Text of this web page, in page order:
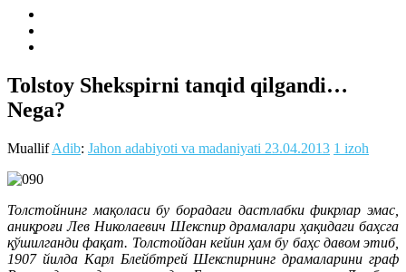
Tolstoy Shekspirni tanqid qilgandi…
Nega?
MuallifAdib: Jahon adabiyoti va madaniyati 23.04.2013 1 izoh
Толстойнинг мақоласи бу борадаги дастлабки фикрлар эмас,
аниқроғи Лев Николаевич Шекспир драмалари ҳақидаги баҳсга
қўшилганди фақат. Толстойдан кейин ҳам бу баҳс давом этиб,
1907 йилда Карл Блейбтрей Шекспирнинг драмаларини граф